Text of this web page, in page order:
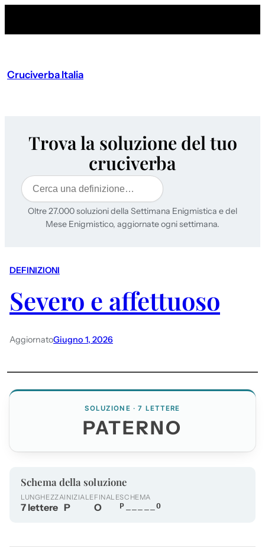
Cruciverba Italia
Trova la soluzione del tuo
cruciverba
Cerca
Oltre 27.000 soluzioni della Settimana Enigmistica e del
Mese Enigmistico, aggiornate ogni settimana.
DEFINIZIONI
Severo e affettuoso
AggiornatoGiugno 1, 2026
SOLUZIONE · 7 LETTERE
PATERNO
Schema della soluzione
LUNGHEZZA
7 lettere
INIZIALE
P
FINALE
O
SCHEMA
P_____O